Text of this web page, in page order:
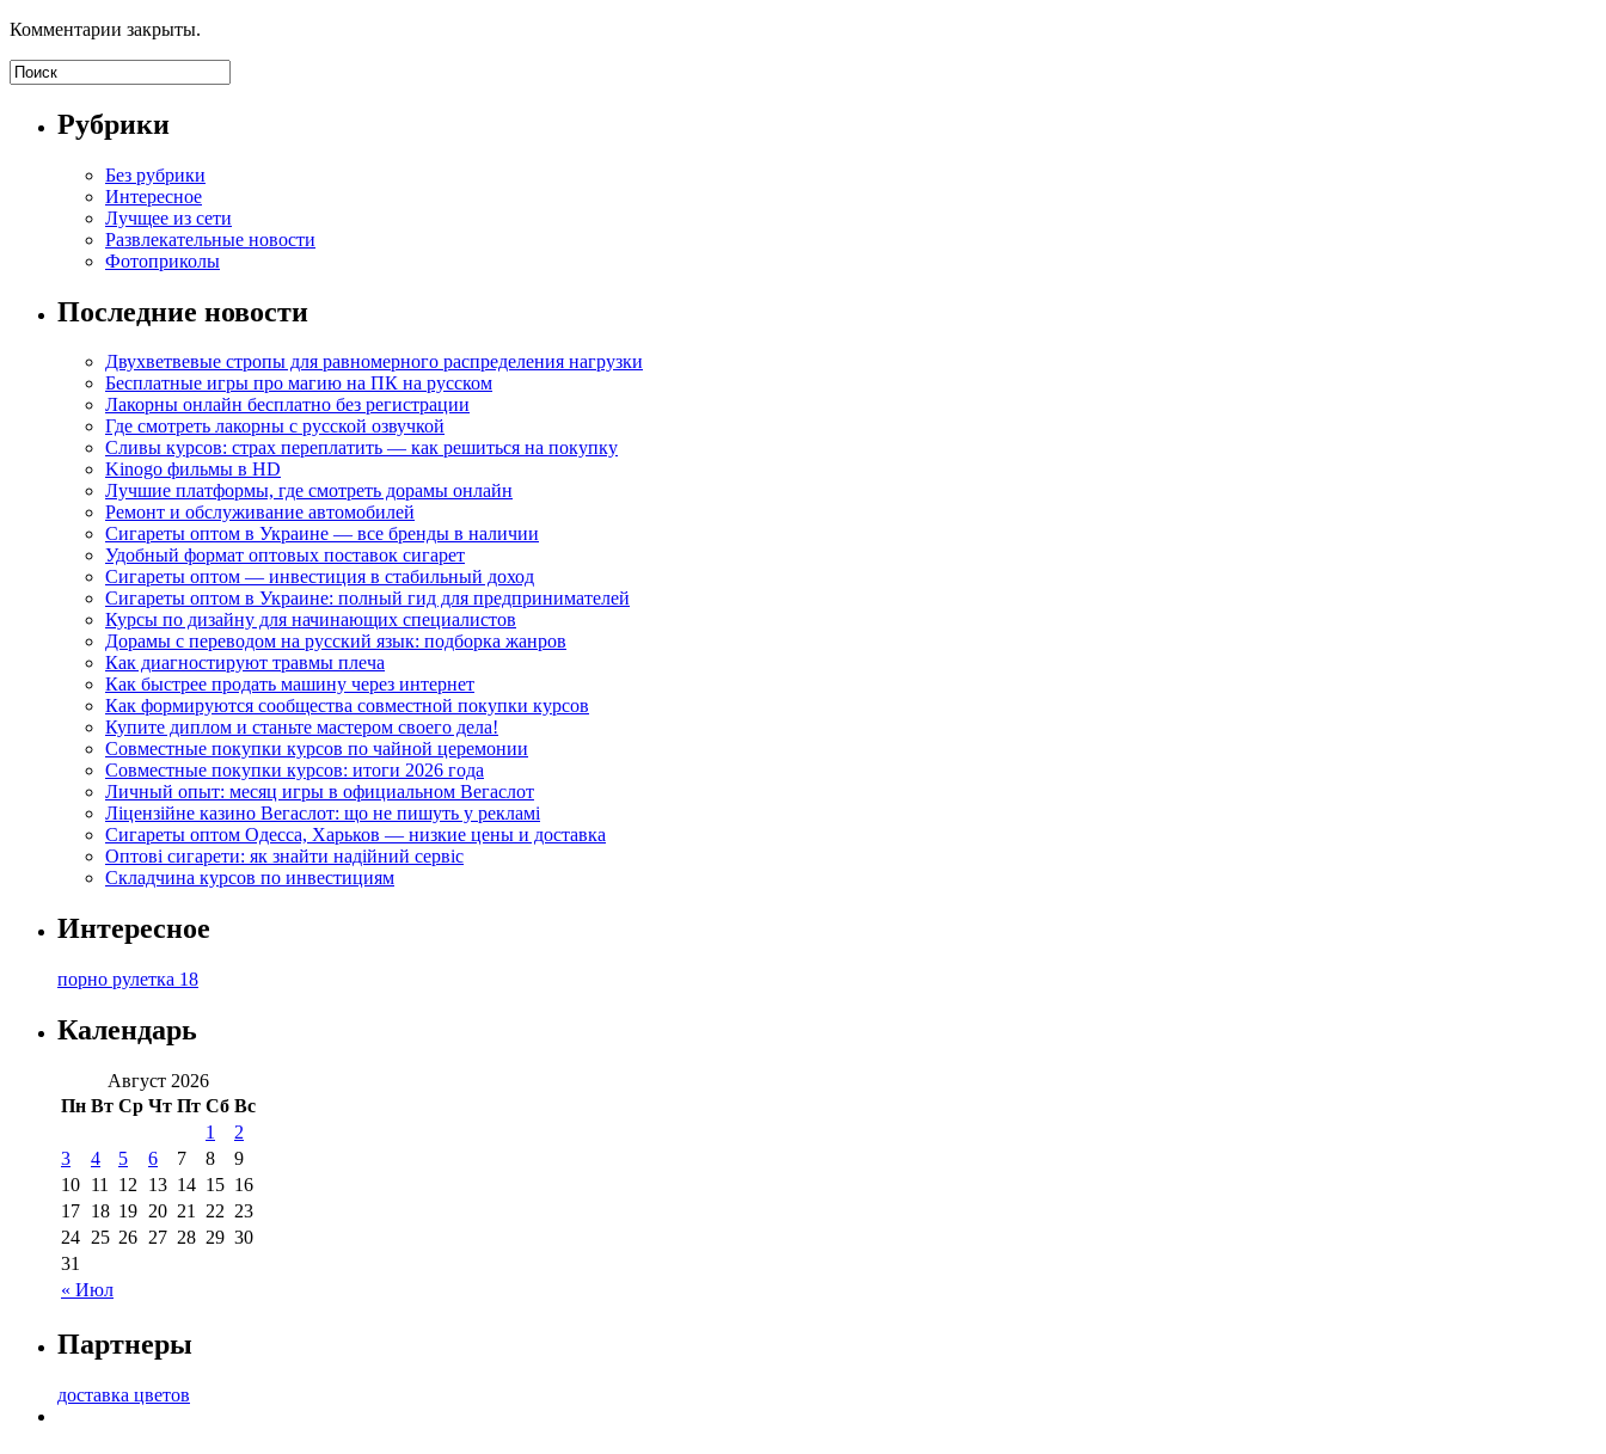
Комментарии закрыты.
Рубрики
Без рубрики
Интересное
Лучщее из сети
Развлекательные новости
Фотоприколы
Последние новости
Двухветвевые стропы для равномерного распределения нагрузки
Бесплатные игры про магию на ПК на русском
Лакорны онлайн бесплатно без регистрации
Где смотреть лакорны с русской озвучкой
Сливы курсов: страх переплатить — как решиться на покупку
Kinogo фильмы в HD
Лучшие платформы, где смотреть дорамы онлайн
Ремонт и обслуживание автомобилей
Сигареты оптом в Украине — все бренды в наличии
Удобный формат оптовых поставок сигарет
Сигареты оптом — инвестиция в стабильный доход
Сигареты оптом в Украине: полный гид для предпринимателей
Курсы по дизайну для начинающих специалистов
Дорамы с переводом на русский язык: подборка жанров
Как диагностируют травмы плеча
Как быстрее продать машину через интернет
Как формируются сообщества совместной покупки курсов
Купите диплом и станьте мастером своего дела!
Совместные покупки курсов по чайной церемонии
Совместные покупки курсов: итоги 2026 года
Личный опыт: месяц игры в официальном Вегаслот
Ліцензійне казино Вегаслот: що не пишуть у рекламі
Сигареты оптом Одесса, Харьков — низкие цены и доставка
Оптові сигарети: як знайти надійний сервіс
Складчина курсов по инвестициям
Интересное
порно рулетка 18
Календарь
Август 2026
Пн Вт Ср Чт Пт Сб Вс
« Июл
1
2
3
4 5 6 7 8
9
10 11 12 13 14 15 16
17 18 19 20 21 22 23
24 25 26 27 28 29 30
31
Партнеры
доставка цветов